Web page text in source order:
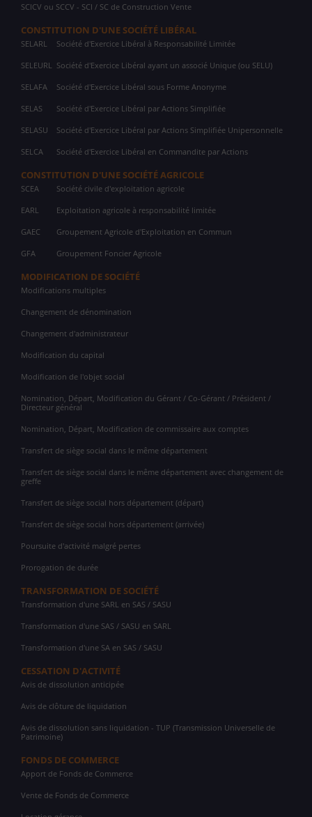
SCICV ou SCCV - SCI / SC de Construction Vente
CONSTITUTION D'UNE SOCIÉTÉ LIBÉRAL
SELARL Société d'Exercice Libéral à Responsabilité Limitée
SELEURL Société d'Exercice Libéral ayant un associé Unique (ou SELU)
SELAFA Société d'Exercice Libéral sous Forme Anonyme
SELAS Société d'Exercice Libéral par Actions Simplifiée
SELASU Société d'Exercice Libéral par Actions Simplifiée Unipersonnelle
SELCA Société d'Exercice Libéral en Commandite par Actions
CONSTITUTION D'UNE SOCIÉTÉ AGRICOLE
SCEA Société civile d'exploitation agricole
EARL Exploitation agricole à responsabilité limitée
GAEC Groupement Agricole d'Exploitation en Commun
GFA Groupement Foncier Agricole
MODIFICATION DE SOCIÉTÉ
Modifications multiples
Changement de dénomination
Changement d'administrateur
Modification du capital
Modification de l'objet social
Nomination, Départ, Modification du Gérant / Co-Gérant / Président /
Directeur général
Nomination, Départ, Modification de commissaire aux comptes
Transfert de siège social dans le même département
Transfert de siège social dans le même département avec changement de
greffe
Transfert de siège social hors département (départ)
Transfert de siège social hors département (arrivée)
Poursuite d'activité malgré pertes
Prorogation de durée
TRANSFORMATION DE SOCIÉTÉ
Transformation d'une SARL en SAS / SASU
Transformation d'une SAS / SASU en SARL
Transformation d'une SA en SAS / SASU
CESSATION D'ACTIVITÉ
Avis de dissolution anticipée
Avis de clôture de liquidation
Avis de dissolution sans liquidation - TUP (Transmission Universelle de
Patrimoine)
FONDS DE COMMERCE
Apport de Fonds de Commerce
Vente de Fonds de Commerce